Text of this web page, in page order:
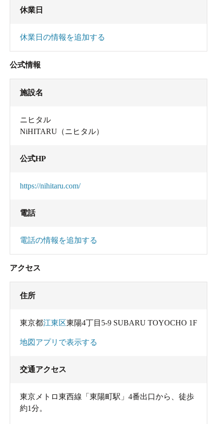
休業日
休業日の情報を追加する
公式情報
施設名
ニヒタル
NiHITARU（ニヒタル）
公式HP
https://nihitaru.com/
電話
電話の情報を追加する
アクセス
住所
東京都江東区東陽4丁目5-9 SUBARU TOYOCHO 1F
地図アプリで表示する
交通アクセス
東京メトロ東西線「東陽町駅」4番出口から、徒歩
約1分。